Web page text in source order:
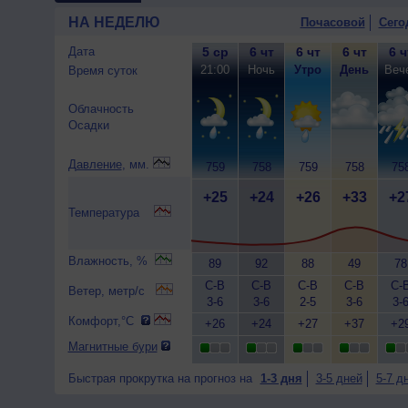
НА НЕДЕЛЮ Почасовой
Дата
Время суток
Облачность
Осадки
Давление, мм.
Температура
Влажность, %
Ветер, метр/с
Комфорт,°C
Магнитные бури
5 ср
21:00
759
+25
89
С-В
3-6
+26
6 чт
Ночь
758
+24
92
С-В
3-6
+24
6 чт
Утро
759
+26
88
С-В
2-5
+27
6 чт
День
758
+33
49
С-В
3-6
+37
6
78
С-
3-6
Быстрая прокрутка на прогноз на 1-3 дня 3-5 дней 5-7